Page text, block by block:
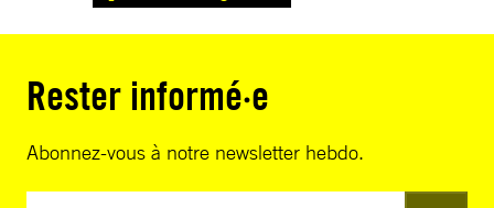
Rester informé·e
Abonnez-vous à notre newsletter hebdo.